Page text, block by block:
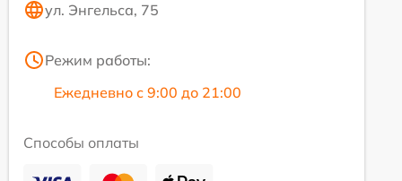
ул. Энгельса, 75
Режим работы:
Ежедневно с 9:00 до 21:00
Способы оплаты